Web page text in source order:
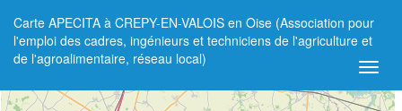
Carte APECITA à CREPY-EN-VALOIS en Oise (Association pour
l'emploi des cadres, ingénieurs et techniciens de l'agriculture et
de l'agroalimentaire, réseau local)
+
−